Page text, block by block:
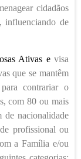
cidadãos
influenciando de
Ativas e visa
que se mantêm
contrariar o
com 80 ou mais
de nacionalidade
profissional ou
a Família e/ou